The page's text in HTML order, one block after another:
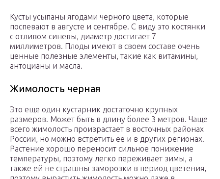
Кусты усыпаны ягодами черного цвета, которые
поспевают в августе и сентябре. С виду это костянки
с отливом синевы, диаметр достигает 7
миллиметров. Плоды имеют в своем составе очень
ценные полезные элементы, такие как витамины,
антоцианы и масла.
Жимолость черная
Это еще один кустарник достаточно крупных
размеров. Может быть в длину более 3 метров. Чаще
всего жимолость произрастает в восточных районах
России, но можно встретить ее и в других регионах.
Растение хорошо переносит сильное понижение
температуры, поэтому легко переживает зимы, а
также ей не страшны заморозки в период цветения,